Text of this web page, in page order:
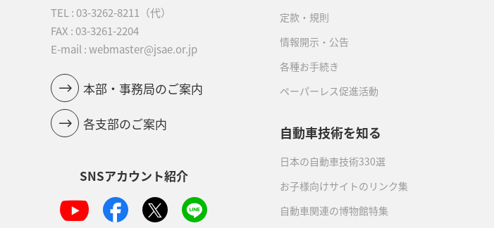
TEL : 03-3262-8211
（代）
FAX : 03-3261-2204
E-mail : webmaster@jsae.or.jp
本部・事務局のご案内
各支部のご案内
SNSアカウント紹介
定款・規則
情報開示・公告
各種お手続き
ペーパーレス促進活動
自動車技術を知る
日本の自動車技術330選
お子様向けサイトのリンク集
自動車関連の博物館特集